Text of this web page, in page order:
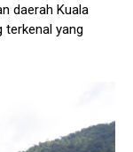
daerah Kuala
terkenal yang